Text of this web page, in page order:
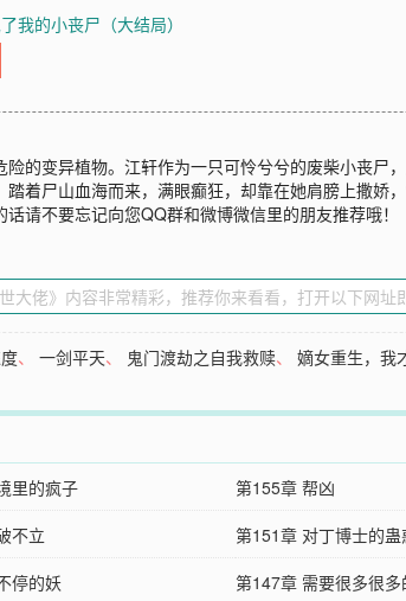
我的小丧尸（大结局）
险的变异植物。江轩作为一只可怜兮兮的废柴小丧
着尸山血海而来，满眼癫狂，却靠在她肩膀上撒娇
话请不要忘记向您QQ群和微博微信里的朋友推荐哦！
、一剑平天、 鬼门渡劫之自我救赎、嫡女重生，我
里的疯子 第155章 帮凶
不立 第151章 对丁博士的蛊
停的妖 第147章 需要很多很多